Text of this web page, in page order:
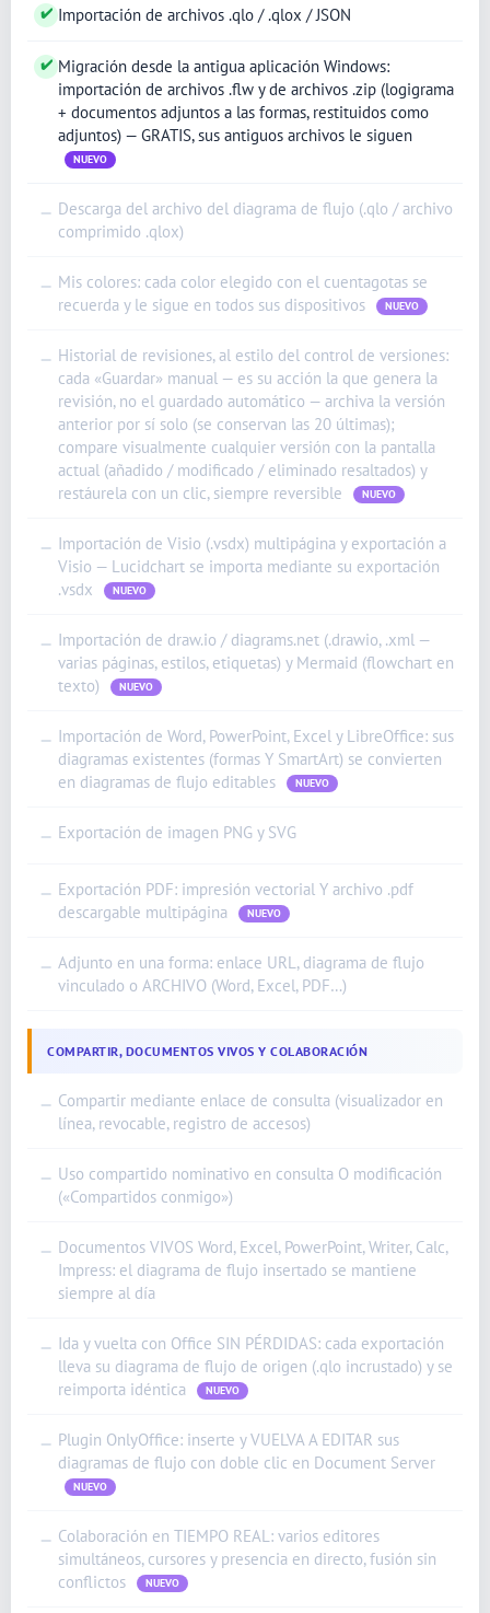
✔ Importación de archivos .qlo / .qlox / JSON
✔ Migración desde la antigua aplicación Windows:
importación de archivos .flw y de archivos .zip (logigrama
+ documentos adjuntos a las formas, restituidos como
adjuntos) — GRATIS, sus antiguos archivos le siguen
NUEVO
— Descarga del archivo del diagrama de flujo (.qlo / archivo
comprimido .qlox)
— Mis colores: cada color elegido con el cuentagotas se
recuerda y le sigue en todos sus dispositivos
NUEVO
— Historial de revisiones, al estilo del control de versiones:
cada «Guardar» manual — es su acción la que genera la
revisión, no el guardado automático — archiva la versión
anterior por sí solo (se conservan las 20 últimas);
compare visualmente cualquier versión con la pantalla
actual (añadido / modificado / eliminado resaltados) y
restáurela con un clic, siempre reversible
NUEVO
— Importación de Visio (.vsdx) multipágina y exportación a
Visio — Lucidchart se importa mediante su exportación
.vsdx
NUEVO
— Importación de draw.io / diagrams.net (.drawio, .xml —
varias páginas, estilos, etiquetas) y Mermaid (flowchart en
texto)
NUEVO
— Importación de Word, PowerPoint, Excel y LibreOffice: sus
diagramas existentes (formas Y SmartArt) se convierten
en diagramas de flujo editables
NUEVO
— Exportación de imagen PNG y SVG
— Exportación PDF: impresión vectorial Y archivo .pdf
descargable multipágina
NUEVO
— Adjunto en una forma: enlace URL, diagrama de flujo
vinculado o ARCHIVO (Word, Excel, PDF…)
COMPARTIR, DOCUMENTOS VIVOS Y COLABORACIÓN
— Compartir mediante enlace de consulta (visualizador en
línea, revocable, registro de accesos)
— Uso compartido nominativo en consulta O modificación
(«Compartidos conmigo»)
— Documentos VIVOS Word, Excel, PowerPoint, Writer, Calc,
Impress: el diagrama de flujo insertado se mantiene
siempre al día
— Ida y vuelta con Office SIN PÉRDIDAS: cada exportación
lleva su diagrama de flujo de origen (.qlo incrustado) y se
reimporta idéntica
NUEVO
— Plugin OnlyOffice: inserte y VUELVA A EDITAR sus
diagramas de flujo con doble clic en Document Server
NUEVO
— Colaboración en TIEMPO REAL: varios editores
simultáneos, cursores y presencia en directo, fusión sin
conflictos
NUEVO